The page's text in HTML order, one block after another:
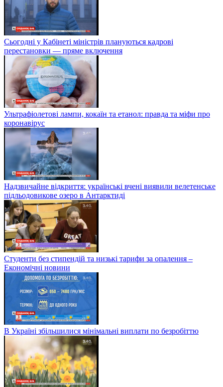
Сьогодні у Кабінеті міністрів плануються кадрові
перестановки — пряме включення
Ультрафіолетові лампи, кокаїн та етанол: правда та міфи про
коронавірус
Надзвичайне відкриття: українські вчені виявили велетенське
підльодовикове озеро в Антарктиді
Студенти без стипендій та низькі тарифи за опалення –
Економічні новини
В Україні збільшилися мінімальні виплати по безробіттю